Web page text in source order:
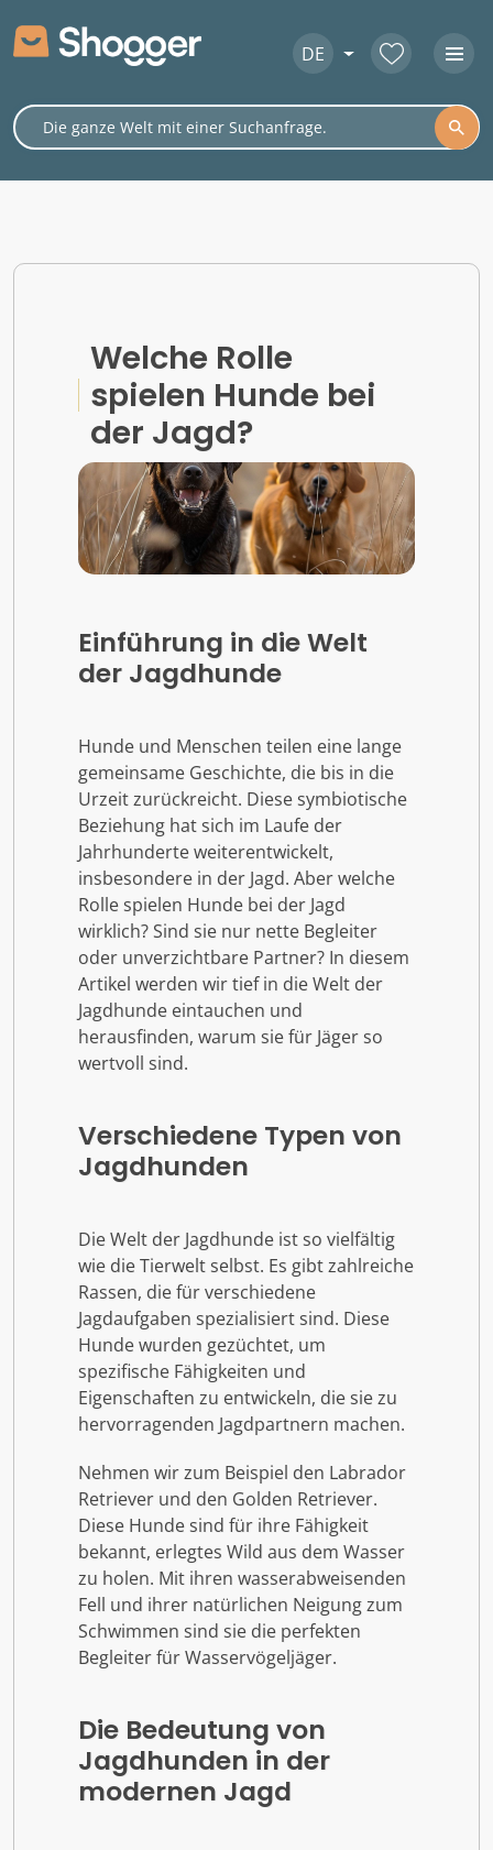
DE
Welche Rolle
spielen Hunde bei
der Jagd?
Einführung in die Welt
der Jagdhunde
Hunde und Menschen teilen eine lange
gemeinsame Geschichte, die bis in die
Urzeit zurückreicht. Diese symbiotische
Beziehung hat sich im Laufe der
Jahrhunderte weiterentwickelt,
insbesondere in der Jagd. Aber welche
Rolle spielen Hunde bei der Jagd
wirklich? Sind sie nur nette Begleiter
oder unverzichtbare Partner? In diesem
Artikel werden wir tief in die Welt der
Jagdhunde eintauchen und
herausfinden, warum sie für Jäger so
wertvoll sind.
Verschiedene Typen von
Jagdhunden
Die Welt der Jagdhunde ist so vielfältig
wie die Tierwelt selbst. Es gibt zahlreiche
Rassen, die für verschiedene
Jagdaufgaben spezialisiert sind. Diese
Hunde wurden gezüchtet, um
spezifische Fähigkeiten und
Eigenschaften zu entwickeln, die sie zu
hervorragenden Jagdpartnern machen.
Nehmen wir zum Beispiel den Labrador
Retriever und den Golden Retriever.
Diese Hunde sind für ihre Fähigkeit
bekannt, erlegtes Wild aus dem Wasser
zu holen. Mit ihren wasserabweisenden
Fell und ihrer natürlichen Neigung zum
Schwimmen sind sie die perfekten
Begleiter für Wasservögeljäger.
Die Bedeutung von
Jagdhunden in der
modernen Jagd